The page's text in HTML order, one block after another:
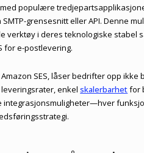
populære
SMTP-grensesnitt eller API. Denne
verktøy i deres teknologiske stabel
for e-postlevering.
SES, låser bedrifter opp
enkelskalerbarhetfor
integrasjonsmuligheter—hver